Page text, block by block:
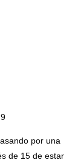
por una
de 15 de estar